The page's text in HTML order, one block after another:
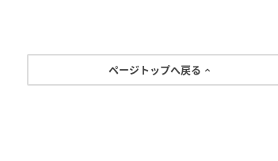
ページトップへ戻る